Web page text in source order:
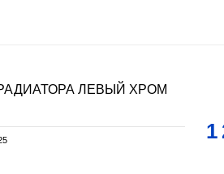
ЛЕВЫЙ ХРОМ
1